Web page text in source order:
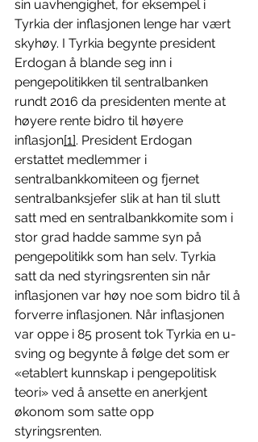
sin uavhengighet, for eksempel i
Tyrkia der inflasjonen lenge har vært
skyhøy. I Tyrkia begynte president
Erdogan å blande seg inn i
pengepolitikken til sentralbanken
rundt 2016 da presidenten mente at
høyere rente bidro til høyere
inflasjon[1]. President Erdogan
erstattet medlemmer i
sentralbankkomiteen og fjernet
sentralbanksjefer slik at han til slutt
satt med en sentralbankkomite som i
stor grad hadde samme syn på
pengepolitikk som han selv. Tyrkia
satt da ned styringsrenten sin når
inflasjonen var høy noe som bidro til å
forverre inflasjonen. Når inflasjonen
var oppe i 85 prosent tok Tyrkia en u-
sving og begynte å følge det som er
«etablert kunnskap i pengepolitisk
teori» ved å ansette en anerkjent
økonom som satte opp
styringsrenten.